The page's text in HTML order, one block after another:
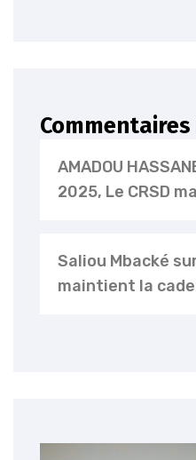
AMADOU
2025, Le CRSD
Saliou Mbacké
maintient la